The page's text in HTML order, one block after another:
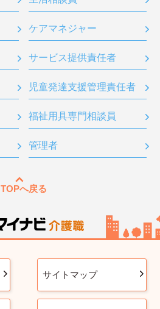
ケアマネジャー
サービス提供責任者
児童発達支援管理責任者
福祉用具専門相談員
管理者
TOPへ戻る
サイトマップ